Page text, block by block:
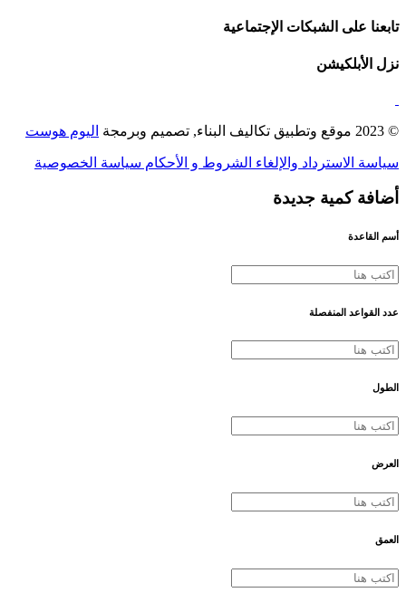
تابعنا على الشبكات الإجتماعية
نزل الأبلكيشن
© 2023 موقع وتطبيق تكاليف البناء, تصميم وبرمجة اليوم هوست
سياسة الاسترداد والإلغاء الشروط و الأحكام سياسة الخصوصية
أضافة كمية جديدة
أسم القاعدة
عدد القواعد المنفصلة
الطول
العرض
العمق